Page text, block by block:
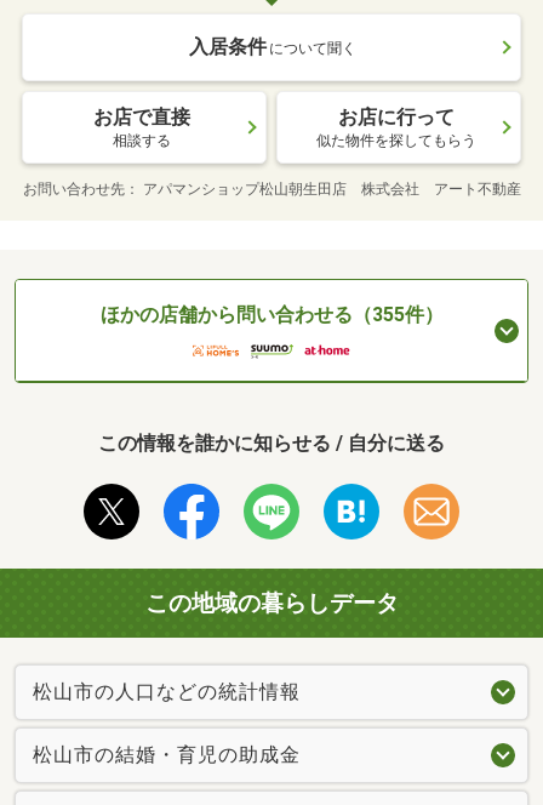
入居条件 について聞く
お店で直接
相談する
お店に行って
似た物件を探してもらう
お問い合わせ先 アパマンショップ松山朝生田店 株式会社 アート不動産
ほかの店舗から問い合わせる（355件）
この情報を誰かに知らせる / 自分に送る
この地域の暮らしデータ
松山市の人口などの統計情報
松山市の結婚・育児の助成金